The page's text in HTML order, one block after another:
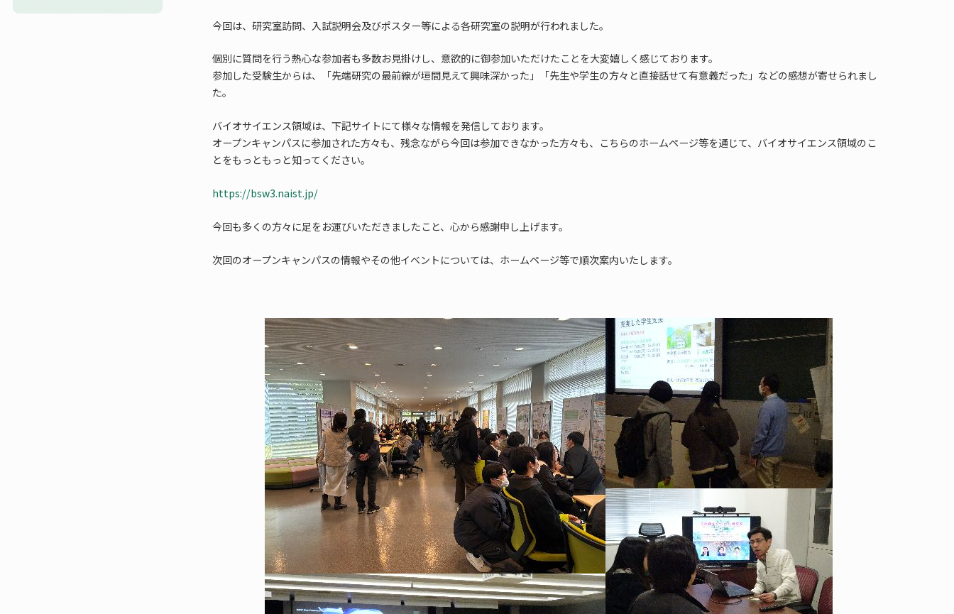
今回は、研究室訪問、入試説明会及びポスター等による各研究室の説明が行われました。
個別に質問を行う熱心な参加者も多数お見掛けし、意欲的に御参加いただけたことを大変嬉しく感じております。
参加した受験生からは、「先端研究の最前線が垣間見えて興味深かった」「先生や学生の方々と直接話せて有意義だった」などの感想が寄せられまし
た。
バイオサイエンス領域は、下記サイトにて様々な情報を発信しております。
オープンキャンパスに参加された方々も、残念ながら今回は参加できなかった方々も、こちらのホームページ等を通じて、バイオサイエンス領域のこ
とをもっともっと知ってください。
https://bsw3.naist.jp/
今回も多くの方々に足をお運びいただきましたこと、心から感謝申し上げます。
次回のオープンキャンパスの情報やその他イベントについては、ホームページ等で順次案内いたします。